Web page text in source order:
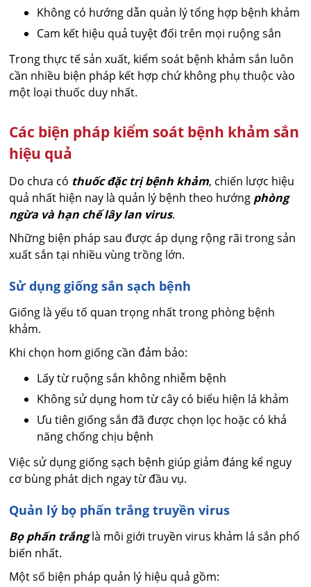
Không có hướng dẫn quản lý tổng hợp bệnh khảm
Cam kết hiệu quả tuyệt đối trên mọi ruộng sắn
Trong thực tế sản xuất, kiểm soát bệnh khảm sắn luôn
cần nhiều biện pháp kết hợp chứ không phụ thuộc vào
một loại thuốc duy nhất.
Các biện pháp kiểm soát bệnh khảm sắn
hiệu quả
Do chưa có thuốc đặc trị bệnh khảm, chiến lược hiệu
quả nhất hiện nay là quản lý bệnh theo hướng phòng
ngừa và hạn chế lây lan virus.
Những biện pháp sau được áp dụng rộng rãi trong sản
xuất sắn tại nhiều vùng trồng lớn.
Sử dụng giống sắn sạch bệnh
Giống là yếu tố quan trọng nhất trong phòng bệnh
khảm.
Khi chọn hom giống cần đảm bảo:
Lấy từ ruộng sắn không nhiễm bệnh
Không sử dụng hom từ cây có biểu hiện lá khảm
Ưu tiên giống sắn đã được chọn lọc hoặc có khả
năng chống chịu bệnh
Việc sử dụng giống sạch bệnh giúp giảm đáng kể nguy
cơ bùng phát dịch ngay từ đầu vụ.
Quản lý bọ phấn trắng truyền virus
Bọ phấn trắnglà môi giới truyền virus khảm lá sắn phổ
biến nhất.
Một số biện pháp quản lý hiệu quả gồm: